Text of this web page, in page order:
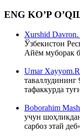
ENG KO’P
Xurshid Davron.
Ўзбекистон
Айём муборак
Umar
тафаккурда
Boborahim
учун
сарбоз этай